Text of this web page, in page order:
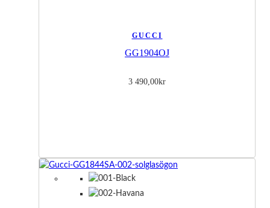
GUCCI
GG1904OJ
3 490,00kr